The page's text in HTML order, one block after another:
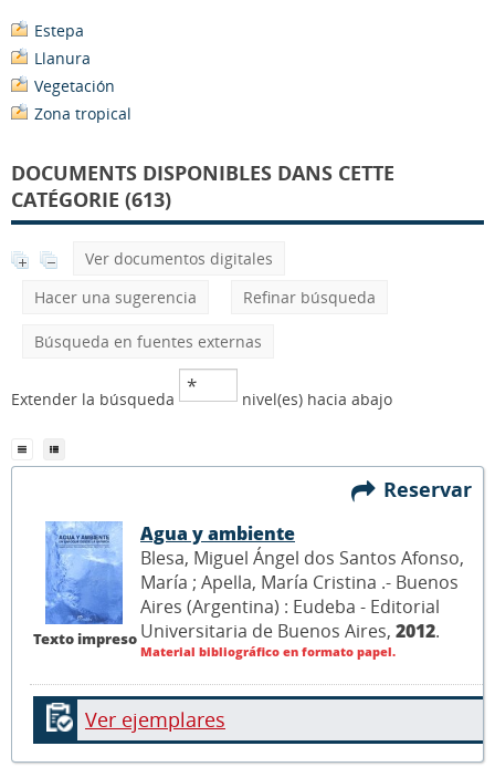
Estepa
Llanura
Vegetación
Zona tropical
DOCUMENTS DISPONIBLES DANS CETTE
CATÉGORIE (613)
Ver documentos digitales
Hacer una sugerencia
Refinar búsqueda
Búsqueda en fuentes externas
Extender la búsqueda nivel(es) hacia abajo
Reservar
Texto impreso
Agua y ambiente
Blesa, Miguel Ángel dos Santos Afonso,
María ; Apella, María Cristina .- Buenos
Aires (Argentina) : Eudeba - Editorial
Universitaria de Buenos Aires, 2012.
Material bibliográfico en formato papel.
Ver ejemplares